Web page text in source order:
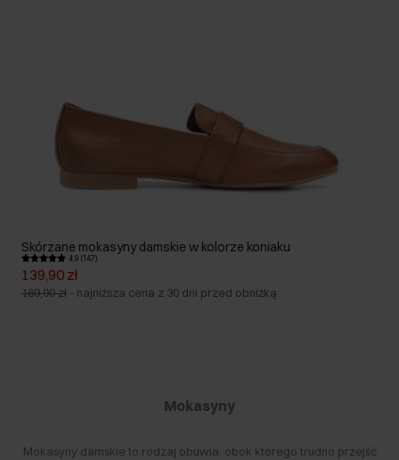
Skórzane mokasyny damskie w kolorze koniaku
4.9 (147)
139,90 zł
169,90 zł - najniższa cena z 30 dni przed obniżką
Mokasyny
Mokasyny damskie to rodzaj obuwia, obok którego trudno przejść